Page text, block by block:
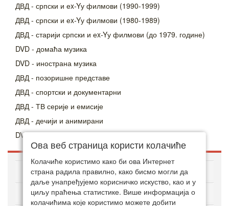
ДВД - српски и еx-Yу филмови (1990-1999)
ДВД - српски и еx-Yу филмови (1980-1989)
ДВД - старији српски и еx-Yу филмови (до 1979. године)
DVD - домаћа музика
DVD - инострана музика
ДВД - позоришне представе
ДВД - спортски и документарни
ДВД - ТВ серије и емисије
ДВД - дечији и анимирани
DVD - Лов и риболов - документарни
O ДВД ЗОНИ
Како куповати онлајн
Ова веб страница користи колачиће
Колачиће користимо како би ова Интернет
страна радила правилно, како бисмо могли да
даље унапређујемо корисничко искуство, као и у
циљу праћења статистике. Више информација о
колачићима које користимо можете добити